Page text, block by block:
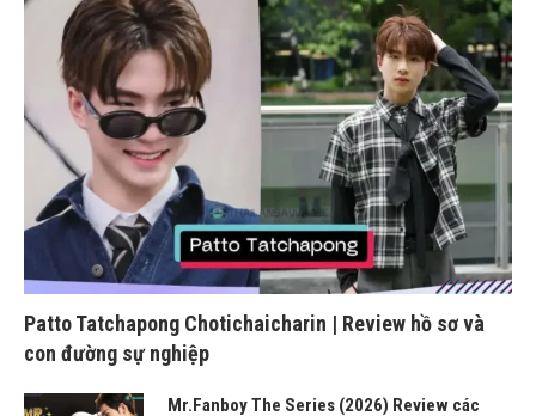
Patto Tatchapong Chotichaicharin | Review hồ sơ và
con đường sự nghiệp
Mr.Fanboy The Series (2026) Review các